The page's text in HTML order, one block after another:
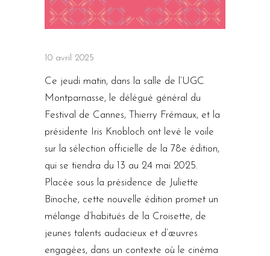
10 avril 2025
Ce jeudi matin, dans la salle de l’UGC
Montparnasse, le délégué général du
Festival de Cannes, Thierry Frémaux, et la
présidente Iris Knobloch ont levé le voile
sur la sélection officielle de la 78e édition,
qui se tiendra du 13 au 24 mai 2025.
Placée sous la présidence de Juliette
Binoche, cette nouvelle édition promet un
mélange d’habitués de la Croisette, de
jeunes talents audacieux et d’œuvres
engagées, dans un contexte où le cinéma